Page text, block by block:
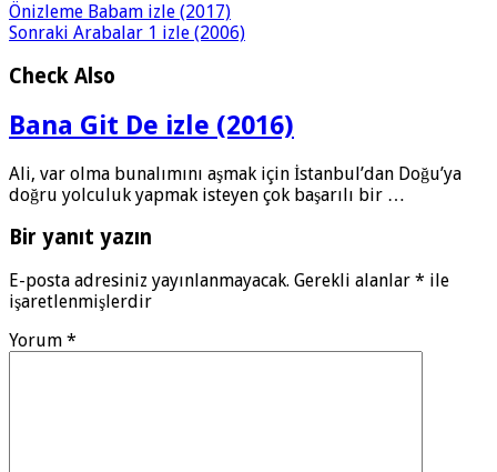
Önizleme Babam izle (2017)
Sonraki Arabalar 1 izle (2006)
Check Also
Bana Git De izle (2016)
Ali, var olma bunalımını aşmak için İstanbul’dan Doğu’ya
doğru yolculuk yapmak isteyen çok başarılı bir …
Bir yanıt yazın
E-posta adresiniz yayınlanmayacak. Gerekli alanlar * ile
işaretlenmişlerdir
Yorum *